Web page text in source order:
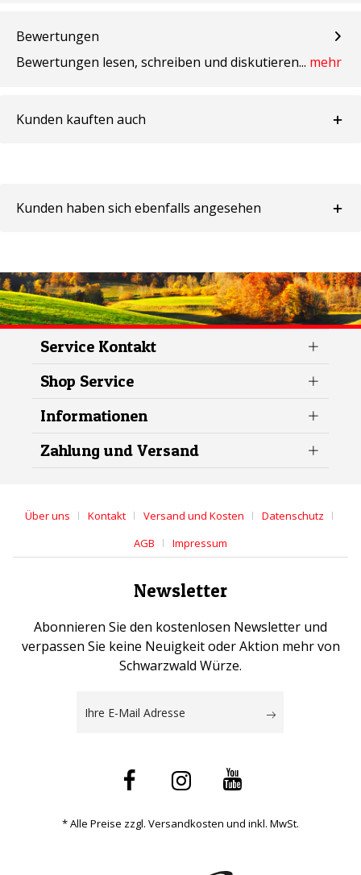
Bewertungen
Bewertungen lesen, schreiben und diskutieren... mehr
Kunden kauften auch
Kunden haben sich ebenfalls angesehen
Service Kontakt
Shop Service
Informationen
Zahlung und Versand
Über uns Kontakt Versand und Kosten
Datenschutz
AGB
Impressum
Newsletter
Abonnieren Sie den kostenlosen Newsletter und
verpassen Sie keine Neuigkeit oder Aktion mehr von
Schwarzwald Würze.
* Alle Preise zzgl. Versandkosten und inkl. MwSt.